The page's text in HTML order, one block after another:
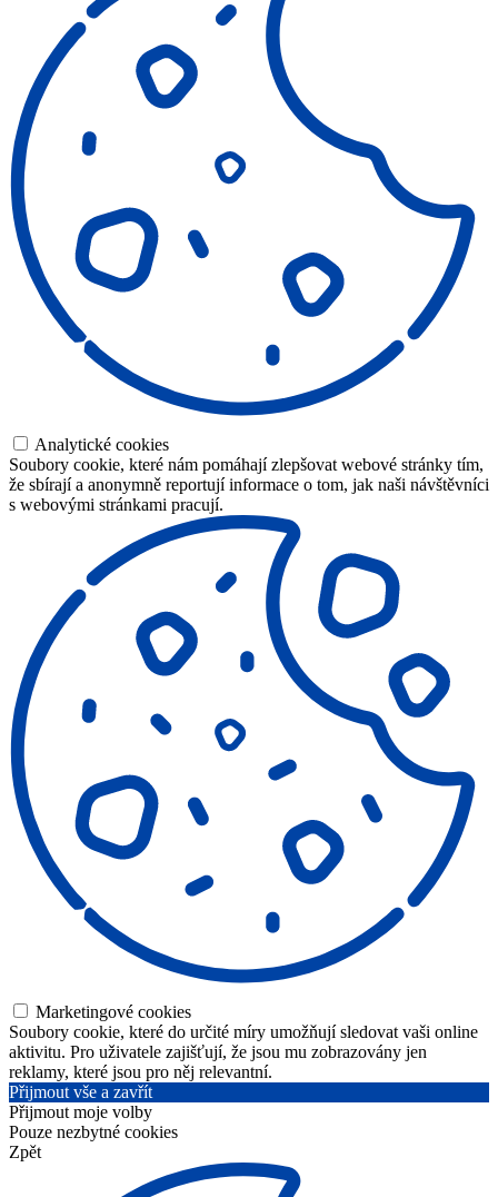
Analytické cookies
Soubory cookie, které nám pomáhají zlepšovat webové stránky tím,
že sbírají a anonymně reportují informace o tom, jak naši návštěvníci
s webovými stránkami pracují.
Marketingové cookies
Soubory cookie, které do určité míry umožňují sledovat vaši online
aktivitu. Pro uživatele zajišťují, že jsou mu zobrazovány jen
reklamy, které jsou pro něj relevantní.
Přijmout vše a zavřít
Přijmout moje volby
Pouze nezbytné cookies
Zpět